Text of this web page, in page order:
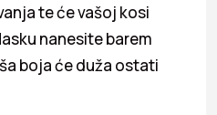
te će vašoj kosi
nanesite barem
boja će duža ostati